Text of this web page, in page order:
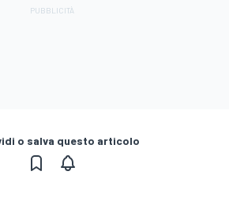
o salva questo articolo